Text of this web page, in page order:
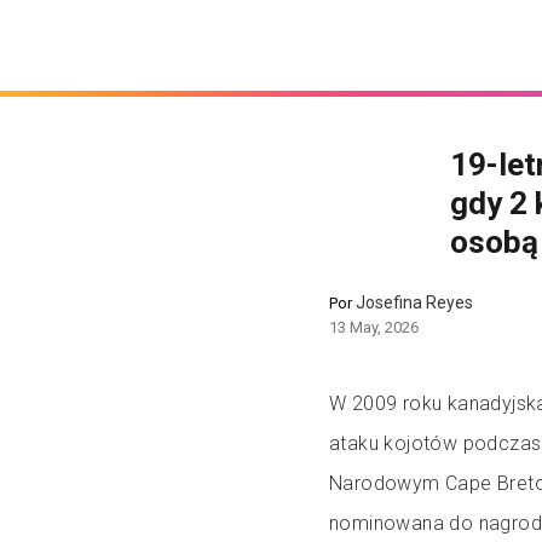
19-
gdy 2
PorJosefina Reyes
13 May, 2026
W 2009 roku
ataku kojotów
Narodowym Cape
nominowana do